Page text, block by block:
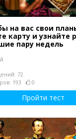
на вас свои
карту и узнайте
пару недель
72
193
0
Пройти тест